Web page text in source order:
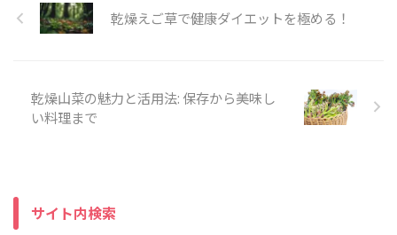
乾燥えご草で健康ダイエットを極める！
乾燥山菜の魅力と活用法: 保存から美味し
い料理まで
サイト内検索